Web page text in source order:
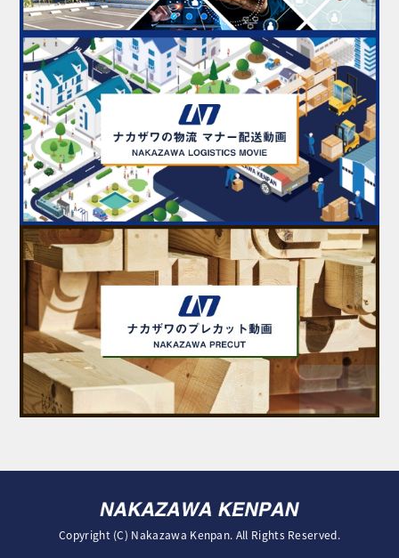
Copyright (C) Nakazawa Kenpan. All Rights Reserved.